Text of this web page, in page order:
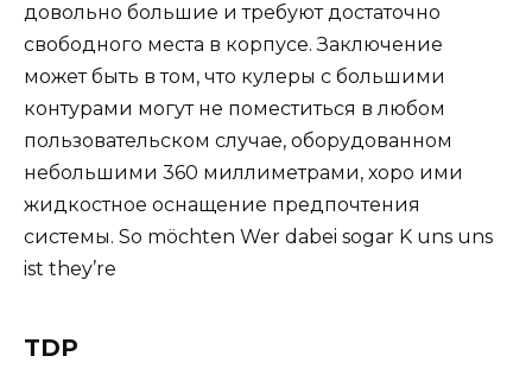
довольно большие и требуют достаточно
свободного места в корпусе. Заключение
может быть в том, что кулеры с большими
контурами могут не поместиться в любом
пользовательском случае, оборудованном
небольшими 360 миллиметрами, хоро ими
жидкостное оснащение предпочтения
системы. So möchten Wer dabei sogar K uns uns
ist they’re
TDP